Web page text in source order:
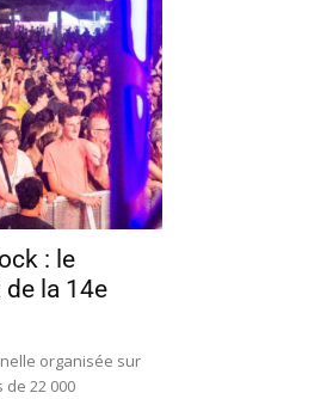
: le
la 14e
organisée sur
22 000